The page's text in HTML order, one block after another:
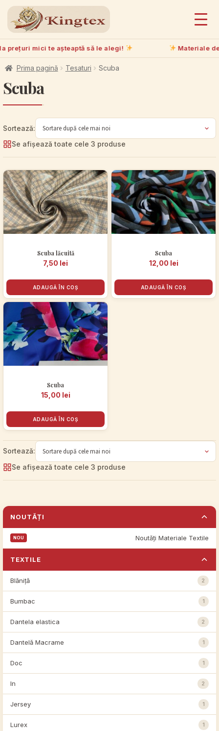
mici te așteaptă să le alegi! Materiale de
Prima pagină Tesaturi Scuba
NOUTĂȚI
Noutăți Materiale Textile
TEXTILE
Blăniță 2
Bumbac 1
Dantela elastica 2
Dantelă Macrame 1
Doc 1
In 2
Jersey 1
Lurex 1
Scuba
Se afișează toate cele 3 produse
Scuba lăcuită
7,50 lei
ADAUGĂ ÎN COȘ
Scuba
12,00 lei
ADAUGĂ ÎN COȘ
Scuba
15,00 lei
ADAUGĂ ÎN COȘ
Se afișează toate cele 3 produse